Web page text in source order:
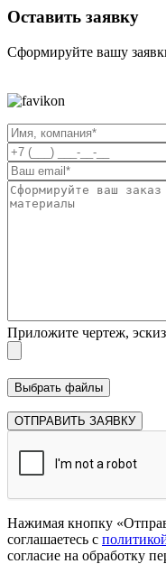
Оставить заявку
Сформируйте вашу
Приложите чертеж, эскиз
Нажимая кнопку
соглашаетесь с
согласие на обработку